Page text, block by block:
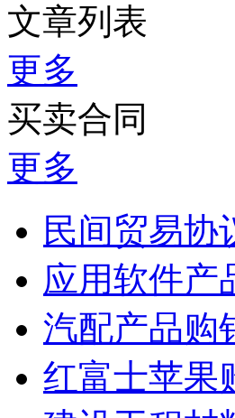
文章列表
更多
买卖合同
更多
民间贸易协
应用软件产
汽配产品购
红富士苹果